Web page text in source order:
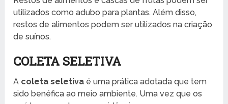
utilizados como adubo para plantas. Além disso,
restos de alimentos podem ser utilizados na criação
de suínos.
COLETA SELETIVA
A coleta seletiva é uma prática adotada que tem
sido benéfica ao meio ambiente. Uma vez que os